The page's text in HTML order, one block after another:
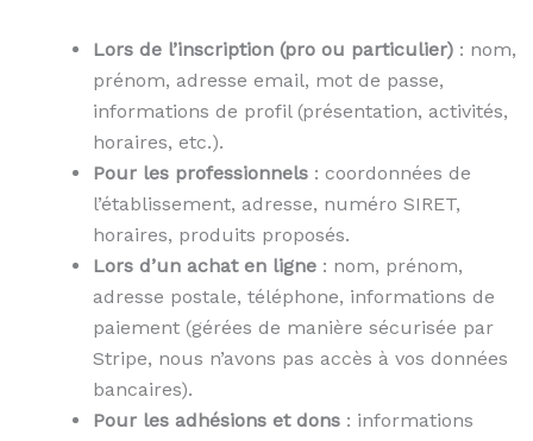
Lors de l’inscription (pro ou particulier) : nom,
prénom, adresse email, mot de passe,
informations de profil (présentation, activités,
horaires, etc.).
Pour les professionnels : coordonnées de
l’établissement, adresse, numéro SIRET,
horaires, produits proposés.
Lors d’un achat en ligne : nom, prénom,
adresse postale, téléphone, informations de
paiement (gérées de manière sécurisée par
Stripe, nous n’avons pas accès à vos données
bancaires).
Pour les adhésions et dons : informations